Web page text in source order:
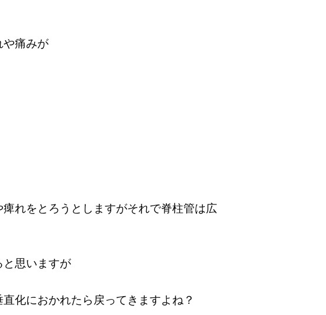
や痛みが
れをとろうとしますがそれで脊柱管は広
と思いますが
化におかれたら戻ってきますよね？